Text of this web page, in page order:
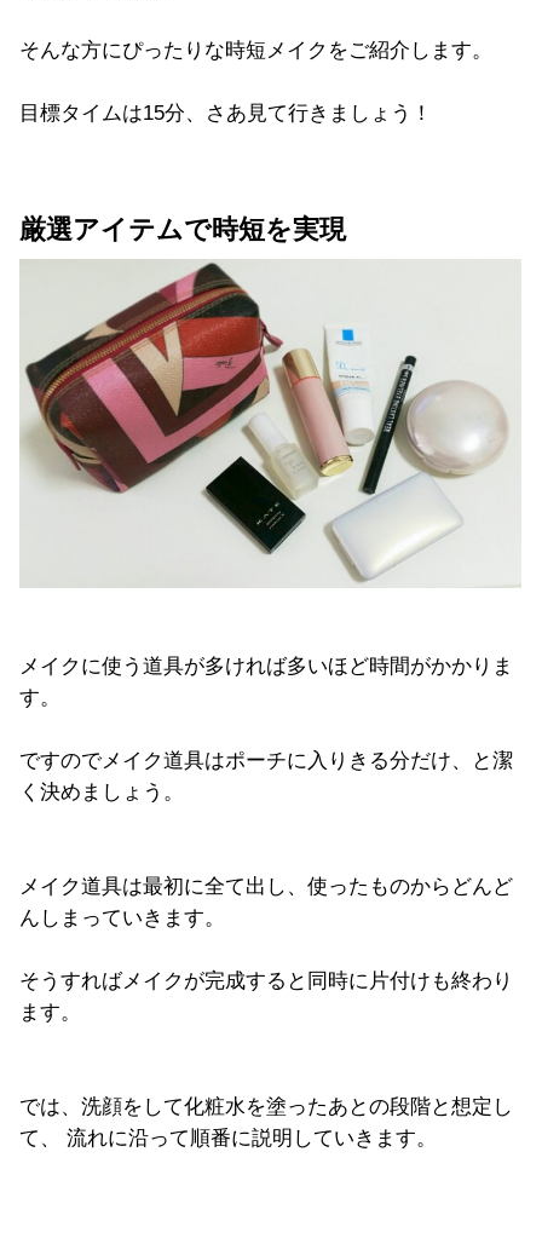
そんな方にぴったりな時短メイクをご紹介します。
目標タイムは15分、さあ見て行きましょう！
厳選アイテムで時短を実現
メイクに使う道具が多ければ多いほど時間がかかりま
す。
ですのでメイク道具はポーチに入りきる分だけ、と潔
く決めましょう。
メイク道具は最初に全て出し、 使ったものからどんど
んしまっていきます。
そうすればメイクが完成すると同時に片付けも終わり
ます。
では、洗顔をして化粧水を塗ったあとの段階と想定し
て、 流れに沿って順番に説明していきます。